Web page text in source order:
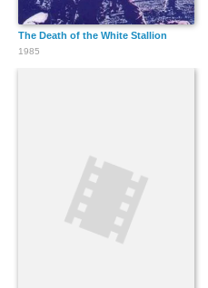
The Death of the White Stallion
1985